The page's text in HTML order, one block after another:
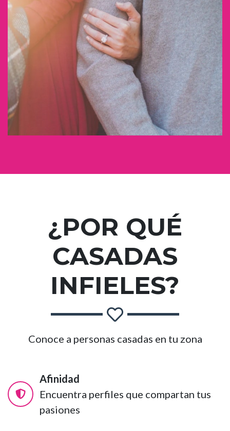
¿POR QUÉ
CASADAS
INFIELES?
Conoce a personas casadas en tu zona
Afinidad
Encuentra perfiles que compartan tus
pasiones